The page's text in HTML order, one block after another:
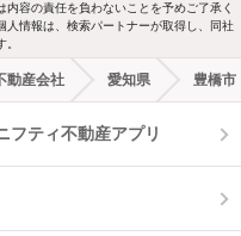
容の責任を負わないことを予めご了承く
情報は、検索パートナーが取得し、同社
動産会社 愛知県 豊橋市
フティ不動産アプリ